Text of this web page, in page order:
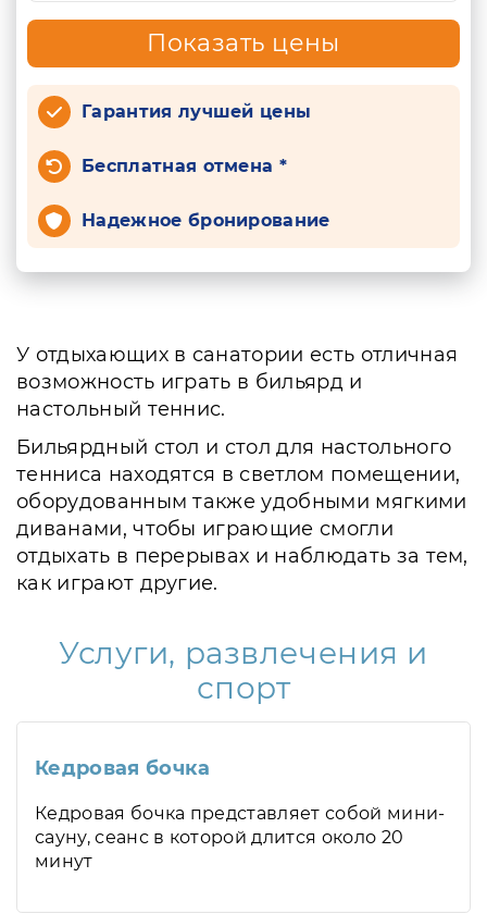
Показать цены
Гарантия лучшей цены
Бесплатная отмена *
Надежное бронирование
У отдыхающих в санатории есть отличная
возможность играть в бильярд и
настольный теннис.
Бильярдный стол и стол для настольного
тенниса находятся в светлом помещении,
оборудованным также удобными мягкими
диванами, чтобы играющие смогли
отдыхать в перерывах и наблюдать за тем,
как играют другие.
Услуги, развлечения и
спорт
Кедровая бочка
Кедровая бочка представляет собой мини-
сауну, сеанс в которой длится около 20
минут